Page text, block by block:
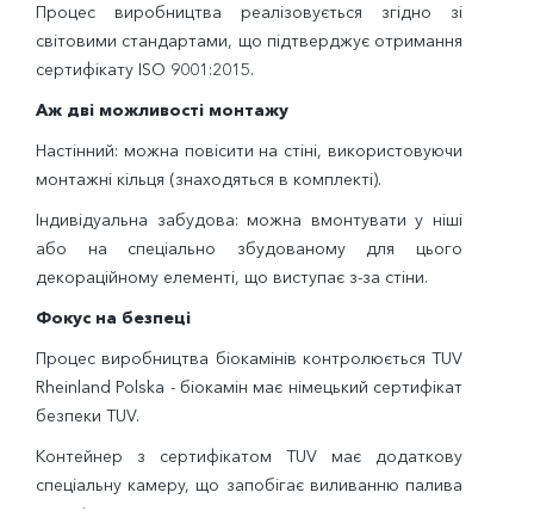
Процес виробництва реалізовується згідно зі
світовими стандартами, що підтверджує отримання
сертифікату ISO 9001:2015.
Аж дві можливості монтажу
Настінний: можна повісити на стіні, використовуючи
монтажні кільця (знаходяться в комплекті).
Індивідуальна забудова: можна вмонтувати у ніші
або на спеціально збудованому для цього
декораційному елементі, що виступає з-за стіни.
Фокус на безпеці
Процес виробництва біокамінів контролюється TUV
Rheinland Polska - біокамін має німецький сертифікат
безпеки TUV.
Контейнер з сертифікатом TUV має додаткову
спеціальну камеру, що запобігає виливанню палива